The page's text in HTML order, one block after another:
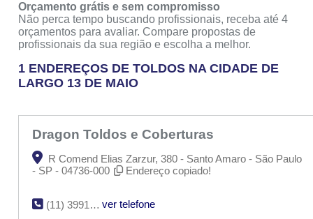
Orçamento grátis e sem compromisso
Não perca tempo buscando profissionais, receba até 4
orçamentos para avaliar. Compare propostas de
profissionais da sua região e escolha a melhor.
1 ENDEREÇOS DE TOLDOS NA CIDADE DE
LARGO 13 DE MAIO
Dragon Toldos e Coberturas
R Comend Elias Zarzur, 380 - Santo Amaro - São Paulo
- SP - 04736-000
Endereço copiado!
(11) 3991-2218
ver telefone